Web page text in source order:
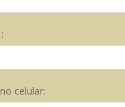
celular: